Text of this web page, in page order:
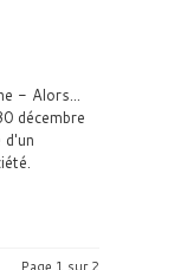
- Alors...
décembre